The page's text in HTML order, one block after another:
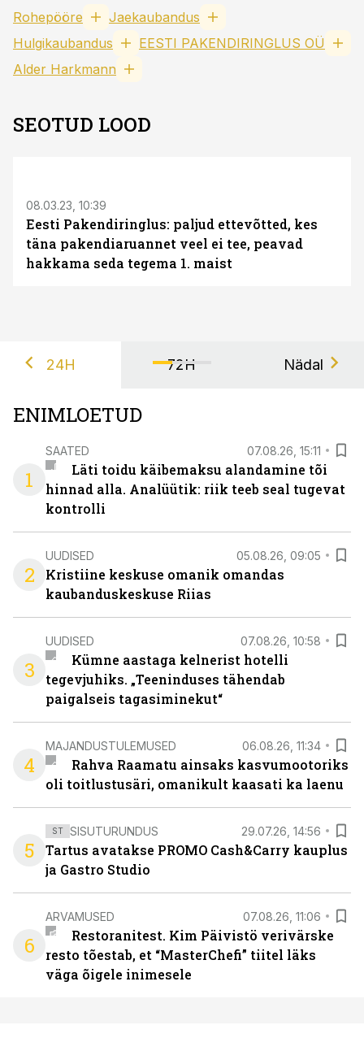
Rohepööre
Jaekaubandus
Hulgikaubandus
EESTI PAKENDIRINGLUS OÜ
Alder Harkmann
SEOTUD LOOD
08.03.23, 10:39
Eesti Pakendiringlus: paljud ettevõtted, kes
täna pakendiaruannet veel ei tee, peavad
hakkama seda tegema 1. maist
24H 72H Nädal
ENIMLOETUD
1
SAATED 07.08.26, 15:11
Läti toidu käibemaksu alandamine tõi
hinnad alla. Analüütik: riik teeb seal tugevat
kontrolli
2
UUDISED 05.08.26, 09:05
Kristiine keskuse omanik omandas
kaubanduskeskuse Riias
3
UUDISED 07.08.26, 10:58
Kümne aastaga kelnerist hotelli
tegevjuhiks. „Teeninduses tähendab
paigalseis tagasiminekut“
4
MAJANDUSTULEMUSED 06.08.26, 11:34
Rahva Raamatu ainsaks kasvumootoriks
oli toitlustusäri, omanikult kaasati ka laenu
5
ST SISUTURUNDUS 29.07.26, 14:56
Tartus avatakse PROMO Cash&Carry kauplus
ja Gastro Studio
6
ARVAMUSED 07.08.26, 11:06
Restoranitest. Kim Päivistö verivärske
resto tõestab, et “MasterChefi” tiitel läks
väga õigele inimesele